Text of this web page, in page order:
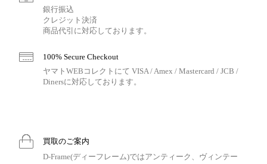
銀行振込
クレジット決済
商品代引に対応しております。
100% Secure Checkout
ヤマトWEBコレクトにて VISA / Amex / Mastercard / JCB /
Dinersに対応しております。
買取のご案内
D-Frame(ディーフレーム)ではアンティーク、ヴィンテー